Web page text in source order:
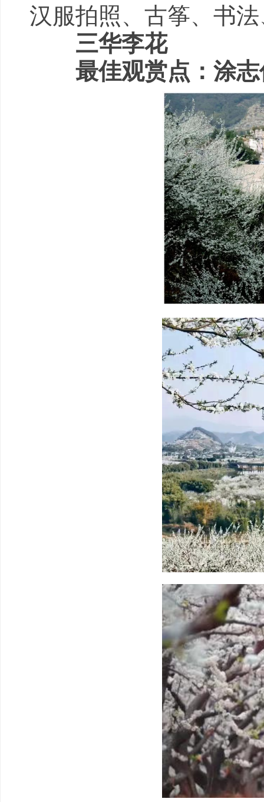
汉服拍照、古筝、书
三华李花
最佳观赏点：涂